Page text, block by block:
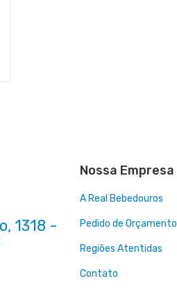
1318 -
Nossa Empresa
A Real Bebedouros
Pedido de Orçamento
Regiões Atentidas
Contato